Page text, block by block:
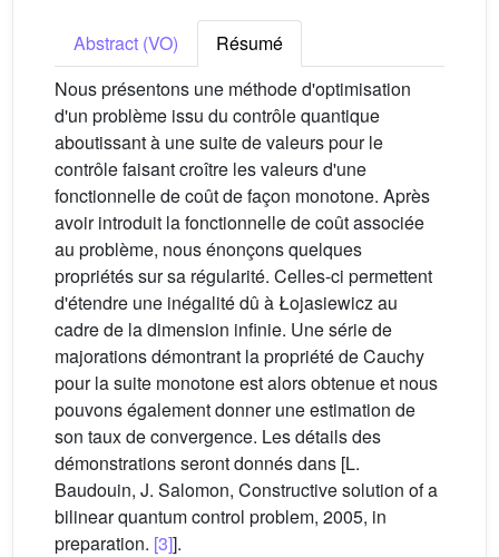
Abstract (VO)
Résumé
Nous présentons une méthode d'optimisation
d'un problème issu du contrôle quantique
aboutissant à une suite de valeurs pour le
contrôle faisant croître les valeurs d'une
fonctionnelle de coût de façon monotone. Après
avoir introduit la fonctionnelle de coût associée
au problème, nous énonçons quelques
propriétés sur sa régularité. Celles-ci permettent
d'étendre une inégalité dû à Łojasiewicz au
cadre de la dimension infinie. Une série de
majorations démontrant la propriété de Cauchy
pour la suite monotone est alors obtenue et nous
pouvons également donner une estimation de
son taux de convergence. Les détails des
démonstrations seront donnés dans [L.
Baudouin, J. Salomon, Constructive solution of a
bilinear quantum control problem, 2005, in
preparation. [3]].